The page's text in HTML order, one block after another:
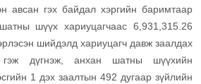
авсан гэх байдал хэргийн баримтаар
шүүх хариуцагчаас 6,931,315.26
шийдэлд хариуцагч давж заалдах
гэж дүгнэж, анхан шатны шүүхийн
1 дэх заалтын 492 дугаар зүйлийн